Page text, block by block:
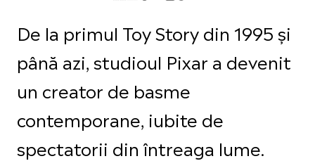
De la primul Toy Story din 1995 și
până azi, studioul Pixar a devenit
un creator de basme
contemporane, iubite de
spectatorii din întreaga lume.